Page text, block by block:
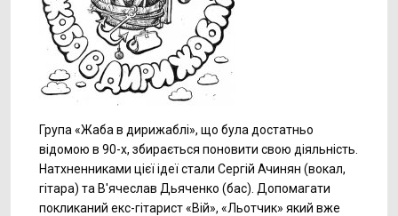
Група «Жаба в дирижаблі», що була достатньо
відомою в 90-х, збирається поновити свою діяльність.
Натхненниками цієї ідеї стали Сергій Ачинян (вокал,
гітара) та В'ячеслав Дьяченко (бас). Допомагати
покликаний екс-гітарист «Вій», «Льотчик» який вже